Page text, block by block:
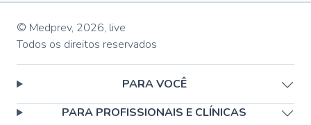
© Medprev, 2026, live
Todos os direitos reservados
PARA VOCÊ
PARA PROFISSIONAIS E CLÍNICAS